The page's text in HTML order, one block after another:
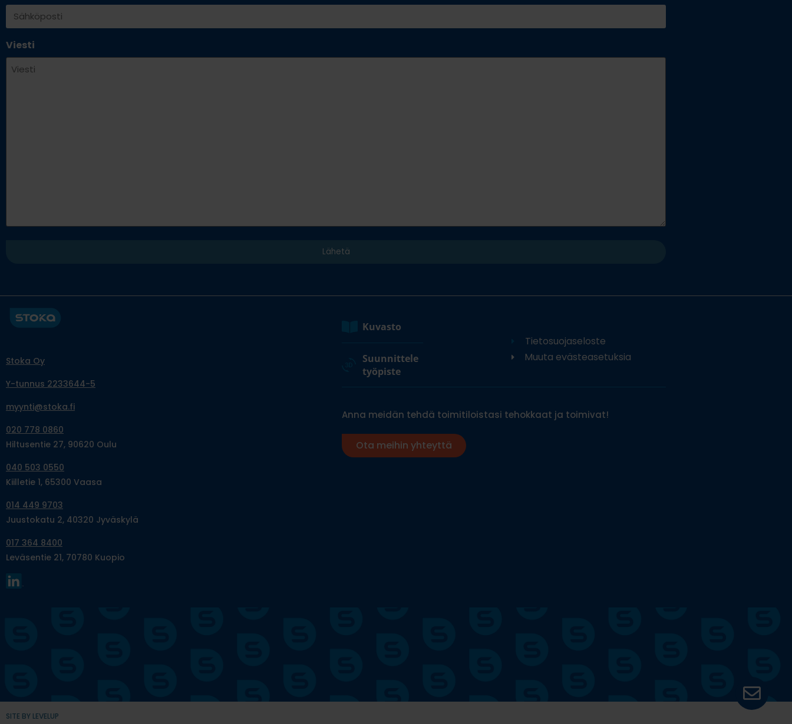
Viesti
Stoka Oy
Y-tunnus 2233644-5
myynti@stoka.fi
020 778 0860
Hiltusentie 27, 90620 Oulu
040 503 0550
Kiilletie 1, 65300 Vaasa
014 449 9703
Juustokatu 2, 40320 Jyväskylä
017 364 8400
Leväsentie 21, 70780 Kuopio
Kuvasto
Suunnittele
työpiste
Tietosuojaseloste
Muuta evästeasetuksia
Anna meidän tehdä toimitiloistasi tehokkaat ja toimivat!
Ota meihin yhteyttä
SITE BY LEVELUP